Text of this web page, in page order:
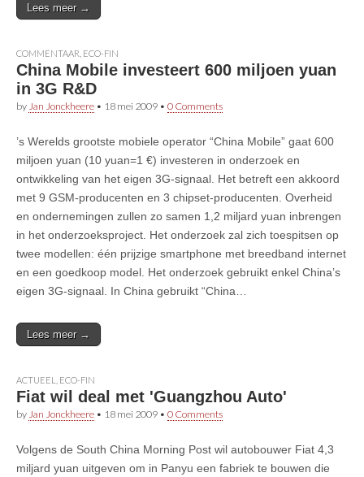
Lees meer →
COMMENTAAR ECO-FIN
China Mobile investeert 600 miljoen yuan
in 3G R&D
by Jan Jonckheere • 18 mei 2009 • 0 Comments
’s Werelds grootste mobiele operator “China Mobile” gaat 600
miljoen yuan (10 yuan=1 €) investeren in onderzoek en
ontwikkeling van het eigen 3G-signaal. Het betreft een akkoord
met 9 GSM-producenten en 3 chipset-producenten. Overheid
en ondernemingen zullen zo samen 1,2 miljard yuan inbrengen
in het onderzoeksproject. Het onderzoek zal zich toespitsen op
twee modellen: één prijzige smartphone met breedband internet
en een goedkoop model. Het onderzoek gebruikt enkel China’s
eigen 3G-signaal. In China gebruikt “China…
Lees meer →
ACTUEEL ECO-FIN
Fiat wil deal met 'Guangzhou Auto'
by Jan Jonckheere • 18 mei 2009 • 0 Comments
Volgens de South China Morning Post wil autobouwer Fiat 4,3
miljard yuan uitgeven om in Panyu een fabriek te bouwen die